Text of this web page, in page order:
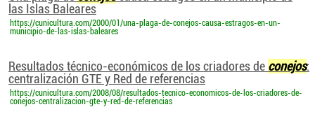
las Islas Baleares
https://cunicultura.com/2000/01/una-plaga-de-conejos-causa-estragos-en-un-
municipio-de-las-islas-baleares
Resultados técnico-económicos de los criadores de conejos:
centralización GTE y Red de referencias
https://cunicultura.com/2008/08/resultados-tecnico-economicos-de-los-criadores-de-
conejos-centralizacion-gte-y-red-de-referencias